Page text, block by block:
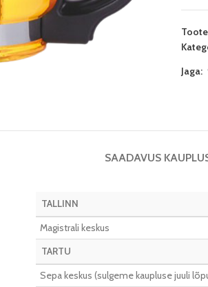
Jaga:
SAADAVUS
TALLINN
Magistrali keskus
TARTU
Sepa keskus (sulgeme kaupluse juuli